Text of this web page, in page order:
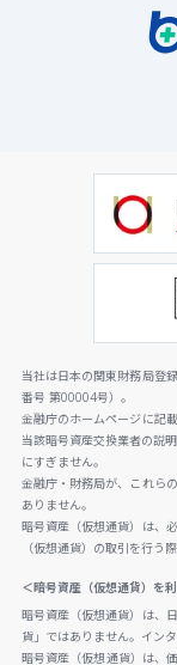
当社は日本の関東財務局登
番号 第00004号）。
金融庁のホームページに記
当該暗号資産交換業者の説
にすぎません。
金融庁・財務局が、これら
ありません。
暗号資産（仮想通貨）は、
（仮想通貨）の取引を行う
＜暗号資産（仮想通貨）を
暗号資産（仮想通貨）は、
貨」ではありません。イン
暗号資産（仮想通貨）は、